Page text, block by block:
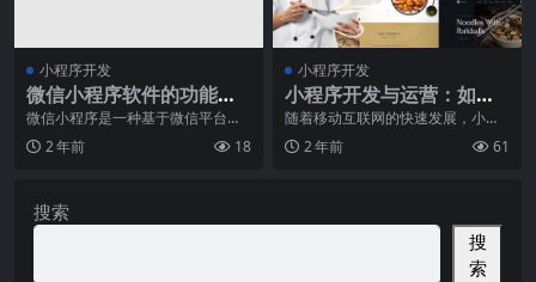
小程序开发
微信小程序软件的功能和
特点
微信小程序是一种基于微信平台开
发的应用程序，用户可以通过微信
扫码或搜索的方式进入
2 年前 18
小程序开发
小程序开发与运营：如何
实现高效协同
随着移动互联网的快速发展，小程
序已经成为了各行各业的重要数字
化转型工具。小程序开
2 年前 61
搜索
搜
索